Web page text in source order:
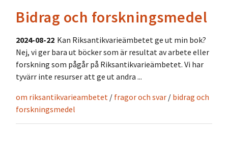
Bidrag och forskningsmedel
2024-08-22 Kan Riksantikvarieämbetet ge ut min bok?
Nej, vi ger bara ut böcker som är resultat av arbete eller
forskning som pågår på Riksantikvarieämbetet. Vi har
tyvärr inte resurser att ge ut andra ...
om riksantikvarieambetet / fragor och svar / bidrag och
forskningsmedel